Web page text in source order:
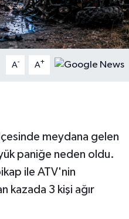
A- A+
meydana gelen
paniğe neden oldu.
ile ATV'nin
kazada 3 kişi ağır